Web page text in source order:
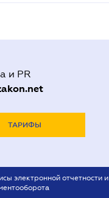
и PR
ТАРИФЫ
электронной отчетности и